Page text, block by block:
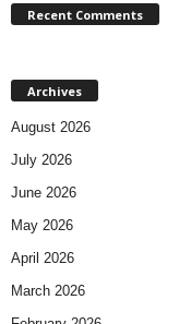
Recent Comments
Archives
August 2026
July 2026
June 2026
May 2026
April 2026
March 2026